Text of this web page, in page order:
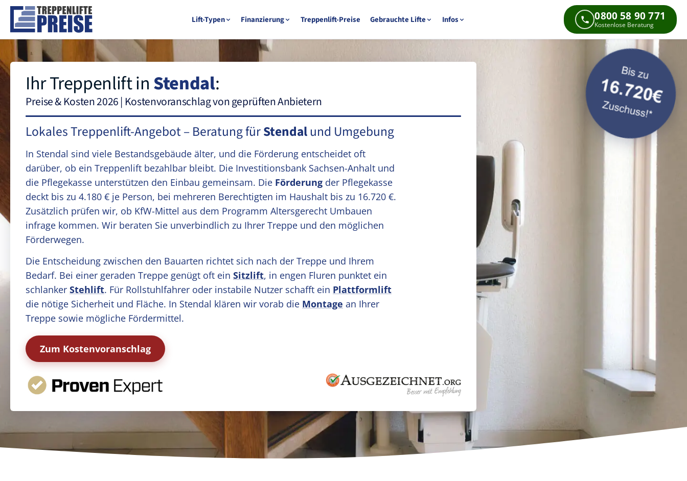
Lift-Typen Finanzierung Treppenlift-Preise Gebrauchte Lifte Infos 0800 58 90 771
Kostenlose Beratung
Ihr Treppenlift inStendal:
Preise & Kosten 2026 | Kostenvoranschlag von geprüften Anbietern
Lokales Treppenlift-Angebot – Beratung fürStendalund Umgebung
In Stendal sind viele Bestandsgebäude älter, und die Förderung entscheidet oft
darüber, ob ein Treppenlift bezahlbar bleibt. Die Investitionsbank Sachsen-Anhalt und
die Pflegekasse unterstützen den Einbau gemeinsam. Die Förderung der Pflegekasse
deckt bis zu 4.180 € je Person, bei mehreren Berechtigten im Haushalt bis zu 16.720 €.
Zusätzlich prüfen wir, ob KfW-Mittel aus dem Programm Altersgerecht Umbauen
infrage kommen. Wir beraten Sie unverbindlich zu Ihrer Treppe und den möglichen
Förderwegen.
Die Entscheidung zwischen den Bauarten richtet sich nach der Treppe und Ihrem
Bedarf. Bei einer geraden Treppe genügt oft ein Sitzlift, in engen Fluren punktet ein
schlanker Stehlift. Für Rollstuhlfahrer oder instabile Nutzer schafft ein Plattformlift
die nötige Sicherheit und Fläche. In Stendal klären wir vorab die Montage an Ihrer
Treppe sowie mögliche Fördermittel.
Zum Kostenvoranschlag